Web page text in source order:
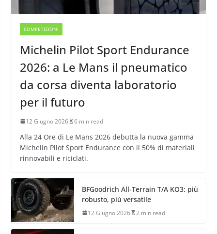
COMPETIZIONI
Michelin Pilot Sport Endurance
2026: a Le Mans il pneumatico
da corsa diventa laboratorio
per il futuro
12 Giugno 2026 6 min read
Alla 24 Ore di Le Mans 2026 debutta la nuova gamma
Michelin Pilot Sport Endurance con il 50% di materiali
rinnovabili e riciclati.
BFGoodrich All-Terrain T/A KO3: più
robusto, più versatile
12 Giugno 2026 2 min read